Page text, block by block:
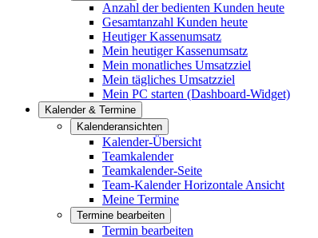
Anzahl der bedienten Kunden heute
Gesamtanzahl Kunden heute
Heutiger Kassenumsatz
Mein heutiger Kassenumsatz
Mein monatliches Umsatzziel
Mein tägliches Umsatzziel
Mein PC starten (Dashboard-Widget)
Kalender & Termine
Kalenderansichten
Kalender-Übersicht
Teamkalender
Teamkalender-Seite
Team-Kalender Horizontale Ansicht
Meine Termine
Termine bearbeiten
Termin bearbeiten